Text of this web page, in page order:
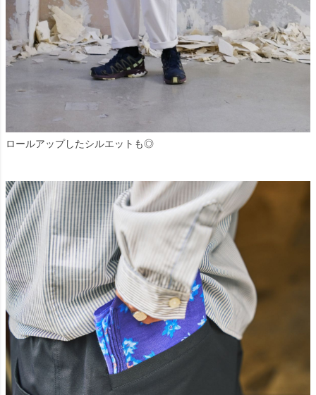
ロールアップしたシルエットも◎